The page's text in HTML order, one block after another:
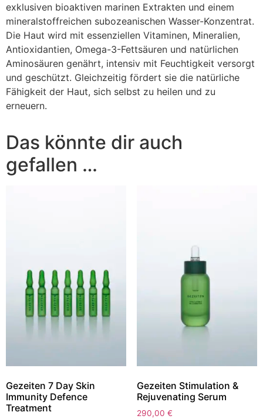
exklusiven bioaktiven marinen Extrakten und einem
mineralstoffreichen subozeanischen Wasser-Konzentrat.
Die Haut wird mit essenziellen Vitaminen, Mineralien,
Antioxidantien, Omega-3-Fettsäuren und natürlichen
Aminosäuren genährt, intensiv mit Feuchtigkeit versorgt
und geschützt. Gleichzeitig fördert sie die natürliche
Fähigkeit der Haut, sich selbst zu heilen und zu
erneuern.
Das könnte dir auch
gefallen …
Gezeiten 7 Day Skin
Immunity Defence
Treatment
Gezeiten Stimulation &
Rejuvenating Serum
290,00 €